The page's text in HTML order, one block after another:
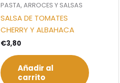
PASTA, ARROCES Y SALSAS
SALSA DE TOMATES
CHERRY Y ALBAHACA
€3,80
Añadir al
carrito